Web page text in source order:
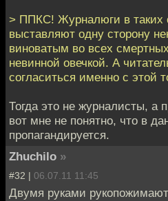
> ППКС! Журналюги в таких
выставляют одну сторону
виноватым во всех
невинной овечкой. А
согласиться именно с этой
Тогда это не журналисты, а
вот мне не понятно, что в
пропагандируется.
Zhuchilo »
#32 | 06.07.11 11:45
Двумя руками